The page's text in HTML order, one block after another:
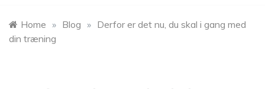
Home » Blog » Derfor er det nu, du skal i gang med
din træning